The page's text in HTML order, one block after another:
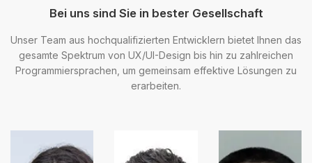
Bei uns sind Sie in bester Gesellschaft
Unser Team aus hochqualifizierten Entwicklern bietet Ihnen das
gesamte Spektrum von UX/UI-Design bis hin zu zahlreichen
Programmiersprachen, um gemeinsam effektive Lösungen zu
erarbeiten.